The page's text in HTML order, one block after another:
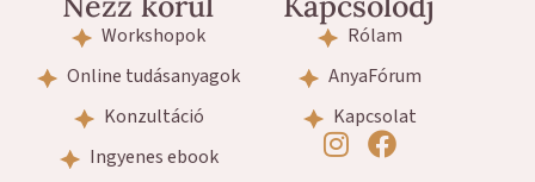
Workshopok
Online tudásanyagok
Konzultáció
Ingyenes ebook
Rólam
AnyaFórum
Kapcsolat